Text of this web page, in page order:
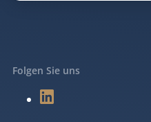
Folgen Sie uns